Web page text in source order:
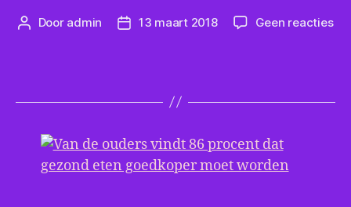
Berichtauteur
Door admin Berichtdatum
13 maart 2018 Geen reactiesop